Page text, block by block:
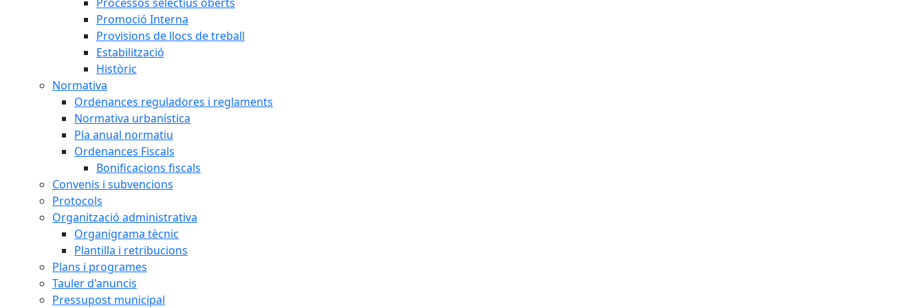
Promoció Interna
Provisions de llocs de treball
Estabilització
Històric
Normativa
Ordenances reguladores i reglaments
Normativa urbanística
Pla anual normatiu
Ordenances Fiscals
Bonificacions fiscals
Convenis i subvencions
Protocols
Organització administrativa
Organigrama tècnic
Plantilla i retribucions
Plans i programes
Tauler d'anuncis
Pressupost municipal